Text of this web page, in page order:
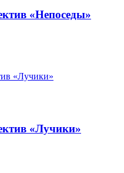
«Непоседы»
«Лучики»